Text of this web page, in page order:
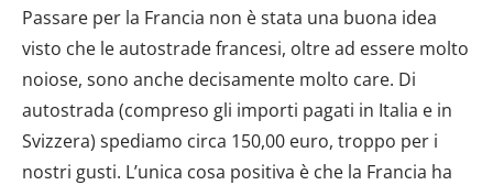
Passare per la Francia non è stata una buona idea
visto che le autostrade francesi, oltre ad essere molto
noiose, sono anche decisamente molto care. Di
autostrada (compreso gli importi pagati in Italia e in
Svizzera) spediamo circa 150,00 euro, troppo per i
nostri gusti. L’unica cosa positiva è che la Francia ha